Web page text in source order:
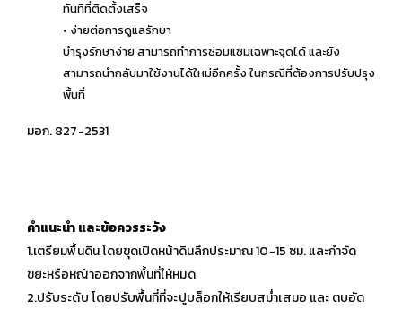
ทันทีที่ติดตั้งเสร็จ
• ง่ายต่อการดูแลรักษา
บำรุงรักษาง่าย สามารถทำการซ่อมแซมเฉพาะจุดได้ และยัง
สามารถนำกลับมาใช้งานได้ใหม่อีกครั้ง ในกรณีที่ต้องการปรับปรุง
พื้นที่
มอก. 827-2531
คำแนะนำ และข้อควรระวัง
1.เตรียมพื้นดิน โดยขุดเปิดหน้าดินลึกประมาณ 10-15 ซม. และกำจัด
ขยะหรือหญ้าออกจากพื้นที่ให้หมด
2.ปรับระดับ โดยปรับพื้นที่ที่จะปูบล็อกให้เรียบสม่ำเสมอ และ ตบอัด